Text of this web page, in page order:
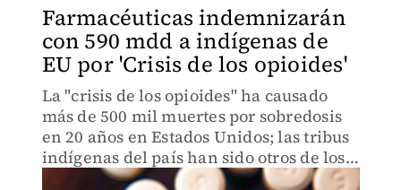
Farmacéuticas indemnizarán
con 590 mdd a indígenas de
EU por 'Crisis de los opioides'
La "crisis de los opioides" ha causado
más de 500 mil muertes por sobredosis
en 20 años en Estados Unidos; las tribus
indígenas del país han sido otros de los
sectores más afectados.